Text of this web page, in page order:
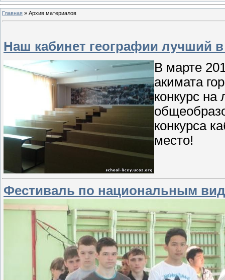
Главная » Архив материалов
Наш кабинет географии лучший
В марте
акимата
конкурс на
конкурса
место!
Фестиваль по национальным